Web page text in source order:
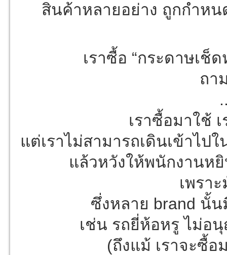
สินค้าหลายอย่าง ถูกกำห
เราซื้อ “กระดาษเช็ด
ถา
เราซื้อมาใช้
แต่เราไม่สามารถเดินเข้าไป
แล้วหวังให้พนักงานห
เพรา
ซึ่งหลาย brand นั้
เช่น รถยี่ห้อหรู ไม่อ
(ถึงแม้ เราจะซื้อ